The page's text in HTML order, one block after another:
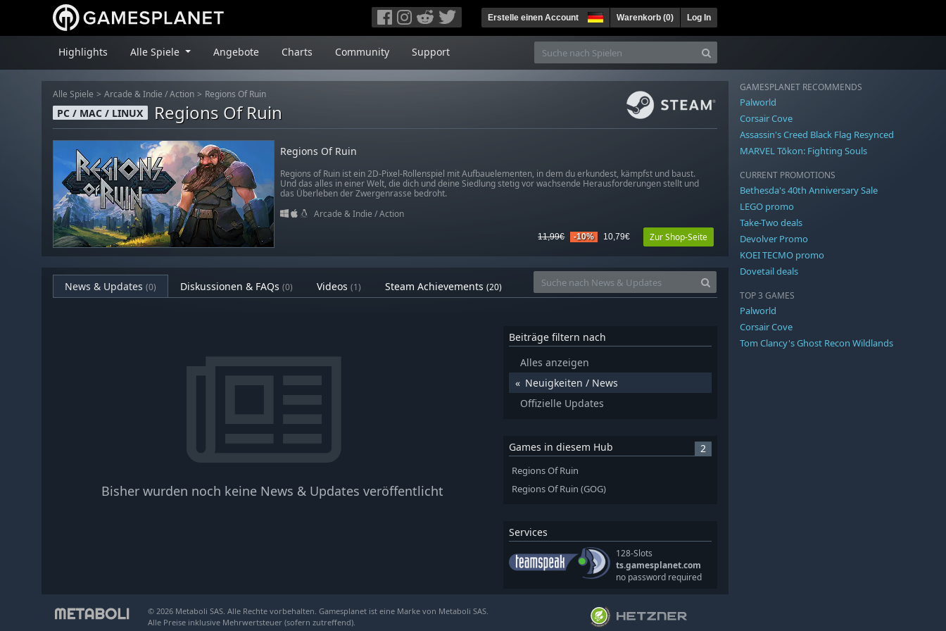
Erstelle einen Account Warenkorb (0) Log In
Highlights Alle Spiele Angebote Charts Community Support
Alle Spiele Arcade & Indie / Action Regions Of Ruin
PC / MAC / LINUX Regions Of Ruin
Regions Of Ruin
Regions of Ruin ist ein 2D-Pixel-Rollenspiel mit Aufbauelementen, in dem du erkundest, kämpfst und baust.
Und das alles in einer Welt, die dich und deine Siedlung stetig vor wachsende Herausforderungen stellt und
das Überleben der Zwergenrasse bedroht.
Arcade & Indie / Action
11,99€ -10% 10,79€ Zur Shop-Seite
News & Updates (0) Diskussionen & FAQs (0) Videos (1) Steam Achievements (20)
Bisher wurden noch keine News & Updates veröffentlicht
Beiträge filtern nach
Alles anzeigen
Neuigkeiten / News
Offizielle Updates
Games in diesem Hub 2
Regions Of Ruin
Regions Of Ruin (GOG)
Services
128-Slots
ts.gamesplanet.com
no password required
GAMESPLANET RECOMMENDS
Palworld
Corsair Cove
Assassin's Creed Black Flag Resynced
MARVEL Tōkon: Fighting Souls
CURRENT PROMOTIONS
Bethesda's 40th Anniversary Sale
LEGO promo
Take-Two deals
Devolver Promo
KOEI TECMO promo
Dovetail deals
TOP 3 GAMES
Palworld
Corsair Cove
Tom Clancy's Ghost Recon Wildlands
© 2026 Metaboli SAS. Alle Rechte vorbehalten. Gamesplanet ist eine Marke von Metaboli SAS.
Alle Preise inklusive Mehrwertsteuer (sofern zutreffend).